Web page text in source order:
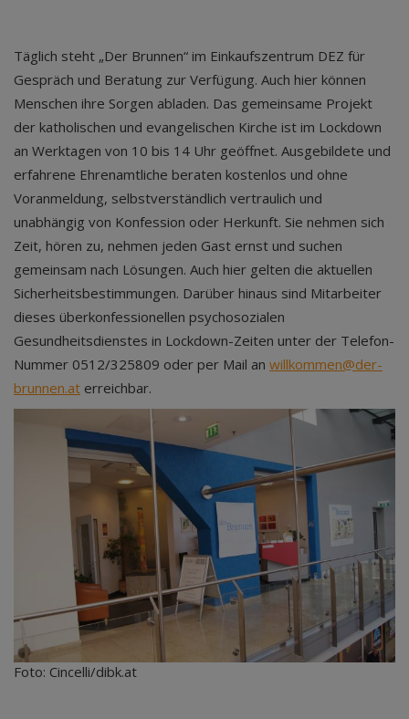
Täglich steht „Der Brunnen“ im Einkaufszentrum DEZ für
Gespräch und Beratung zur Verfügung. Auch hier können
Menschen ihre Sorgen abladen. Das gemeinsame Projekt
der katholischen und evangelischen Kirche ist im Lockdown
an Werktagen von 10 bis 14 Uhr geöffnet. Ausgebildete und
erfahrene Ehrenamtliche beraten kostenlos und ohne
Voranmeldung, selbstverständlich vertraulich und
unabhängig von Konfession oder Herkunft. Sie nehmen sich
Zeit, hören zu, nehmen jeden Gast ernst und suchen
gemeinsam nach Lösungen. Auch hier gelten die aktuellen
Sicherheitsbestimmungen. Darüber hinaus sind Mitarbeiter
dieses überkonfessionellen psychosozialen
Gesundheitsdienstes in Lockdown-Zeiten unter der Telefon-
Nummer 0512/325809 oder per Mail an willkommen@der-
brunnen.at erreichbar.
Foto: Cincelli/dibk.at